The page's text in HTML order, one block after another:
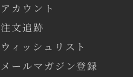
アカウント
注文追跡
ウィッシュリスト
メールマガジン登録